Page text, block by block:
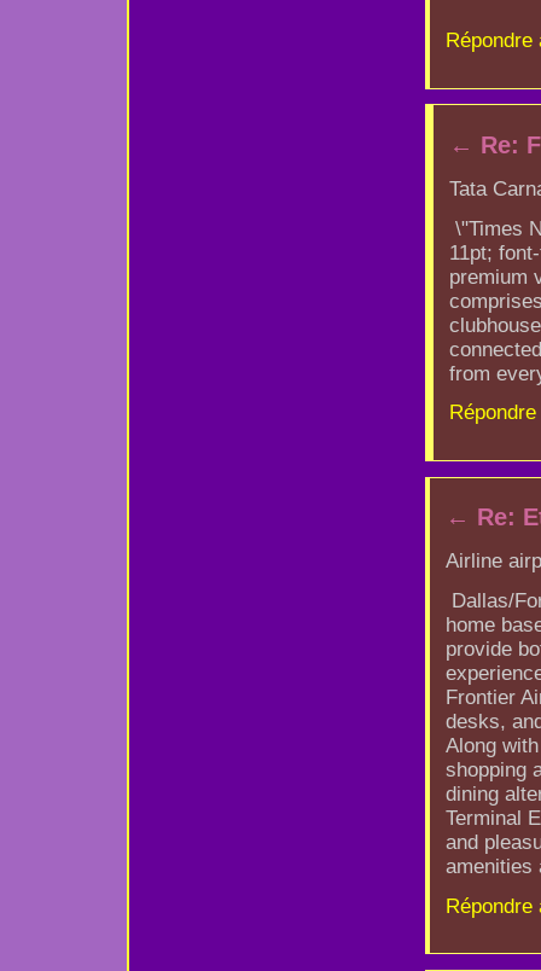
Répondre
← Re:
Tata
\"Times
11pt;
premium
from
← Re:
Airline
Dallas/
home
provide
Frontier
desks,
Along
shopping
dining
Terminal
and
amenities
Répondre